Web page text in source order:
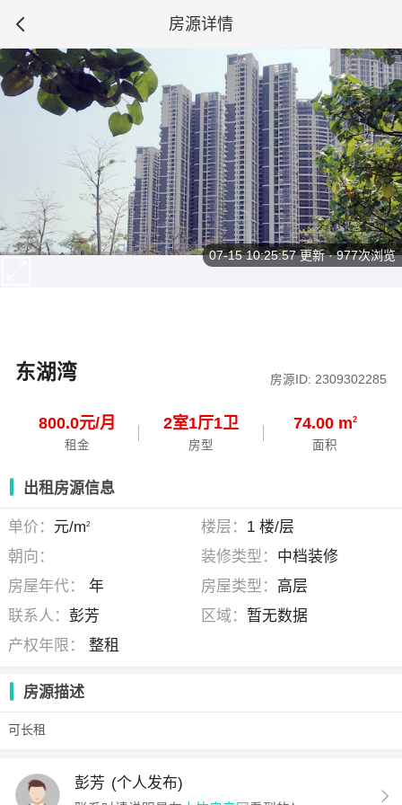
房源详情
东湖湾 房源ID: 2309302285
800.0元/月
租金
2室1厅1卫
房型
74.00 m2
面积
07-15 10:25:57更新 · 977次浏览
出租房源信息
单价： 元/m2 楼层： 1 楼/层
朝向：
装修类型： 中档装修
房屋年代：
年 房屋类型： 高层
联系人： 彭芳 区域： 暂无数据
产权年限：
整租
房源描述
可长租
彭芳 (个人发布)